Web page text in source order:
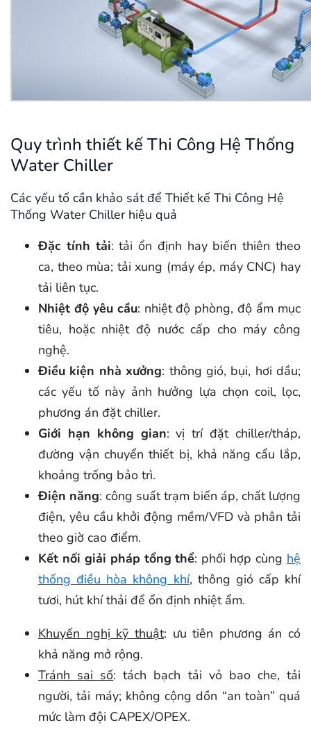
Quy trình thiết kế Thi Công Hệ Thống
Water Chiller
Các yếu tố cần khảo sát để Thiết kế Thi Công Hệ
Thống Water Chiller hiệu quả
Đặc tính tải: tải ổn định hay biến thiên theo
ca, theo mùa; tải xung (máy ép, máy CNC) hay
tải liên tục.
Nhiệt độ yêu cầu: nhiệt độ phòng, độ ẩm mục
tiêu, hoặc nhiệt độ nước cấp cho máy công
nghệ.
Điều kiện nhà xưởng: thông gió, bụi, hơi dầu;
các yếu tố này ảnh hưởng lựa chọn coil, lọc,
phương án đặt chiller.
Giới hạn không gian: vị trí đặt chiller/tháp,
đường vận chuyển thiết bị, khả năng cẩu lắp,
khoảng trống bảo trì.
Điện năng: công suất trạm biến áp, chất lượng
điện, yêu cầu khởi động mềm/VFD và phân tải
theo giờ cao điểm.
Kết nối giải pháp tổng thể: phối hợp cùng hệ
thống điều hòa không khí, thông gió cấp khí
tươi, hút khí thải để ổn định nhiệt ẩm.
Khuyến nghị kỹ thuật: ưu tiên phương án có
khả năng mở rộng.
Tránh sai số: tách bạch tải vỏ bao che, tải
người, tải máy; không cộng dồn “an toàn” quá
mức làm đội CAPEX/OPEX.